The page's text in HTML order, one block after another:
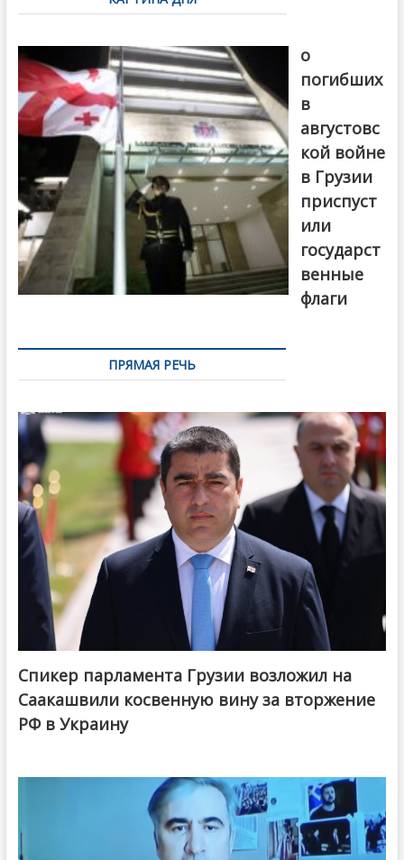
записям
о
погибших
в
августовс
кой войне
в Грузии
приспуст
или
государст
венные
флаги
ПРЯМАЯ РЕЧЬ
Спикер парламента Грузии возложил на
Саакашвили косвенную вину за вторжение
РФ в Украину